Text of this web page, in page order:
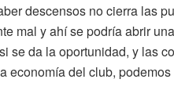
descensos no cierra las
mal y ahí se podría abrir
se da la oportunidad, y las
economía del club, podemos